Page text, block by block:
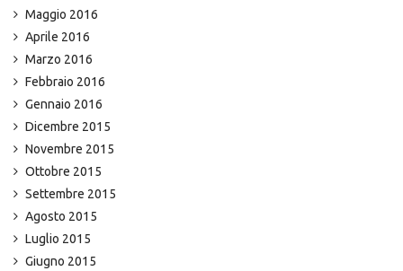
Maggio 2016
Aprile 2016
Marzo 2016
Febbraio 2016
Gennaio 2016
Dicembre 2015
Novembre 2015
Ottobre 2015
Settembre 2015
Agosto 2015
Luglio 2015
Giugno 2015